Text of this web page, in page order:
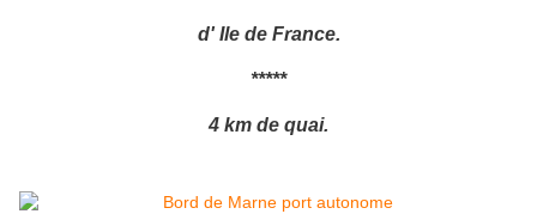
d' Ile de France.
*****
4 km de quai.